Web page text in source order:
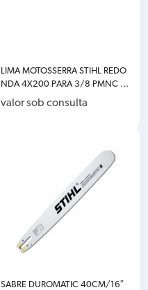
LIMA MOTOSSERRA STIHL REDO
NDA 4X200 PARA 3/8 PMNC 1.1
MM E PM 1.3MM MS170/MS18
valor sob consulta
SABRE DUROMATIC 40CM/16″